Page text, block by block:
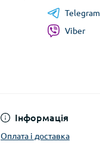
Інформація
Оплата і доставка
Telegram
Viber